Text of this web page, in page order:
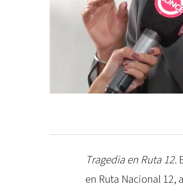
Tragedia en Ruta 12.
en Ruta Nacional 12,